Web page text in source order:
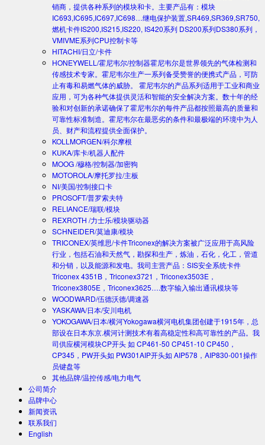
销商，提供各种系列的模块和卡。主要产品有：模块
IC693,IC695,IC697,IC698…继电保护装置,SR469,SR369,SR750,
燃机卡件IS200,IS215,IS220, IS420系列 DS200系列DS380系列，
VMIVME系列CPU控制卡等
HITACHI/日立/卡件
HONEYWELL/霍尼韦尔/控制器霍尼韦尔是世界领先的气体检测和
传感技术专家。霍尼韦尔生产一系列备受赞誉的便携式产品，可防
止有毒和易燃气体的威胁。 霍尼韦尔的产品系列适用于工业和商业
应用，可为各种气体提供灵活和智能的安全解决方案。数十年的经
验和对创新的承诺确保了霍尼韦尔的每件产品都按照最高的质量和
可靠性标准制造。霍尼韦尔在最恶劣的条件和最极端的环境中为人
员、财产和流程提供全面保护。
KOLLMORGEN/科尔摩根
KUKA/库卡/机器人配件
MOOG /穆格/控制器/加密狗
MOTOROLA/摩托罗拉/主板
NI/美国/控制接口卡
PROSOFT/普罗索夫特
RELIANCE/瑞联/模块
REXROTH /力士乐/模块驱动器
SCHNEIDER/莫迪康/模块
TRICONEX/英维思/卡件Triconex的解决方案被广泛应用于高风险
行业，包括石油和天然气，勘探和生产，炼油，石化，化工，管道
和分销，以及能源和发电。我司主营产品：SIS安全系统卡件
Triconex 4351B，Triconex3721，Triconex3503E，
Triconex3805E，Triconex3625….数字输入输出通讯模块等
WOODWARD/伍德沃德/调速器
YASKAWA/日本/安川电机
YOKOGAWA/日本/横河Yokogawa横河电机集团创建于1915年，总
部设在日本东京.横河计测技术有着高稳定性和高可靠性的产品。我
司供应横河模块CP开头 如 CP461-50 CP451-10 CP450，
CP345，PW开头如 PW301AIP开头如 AIP578，AIP830-001操作
员键盘等
其他品牌/温控传感/电力电气
公司简介
品牌中心
新闻资讯
联系我们
English